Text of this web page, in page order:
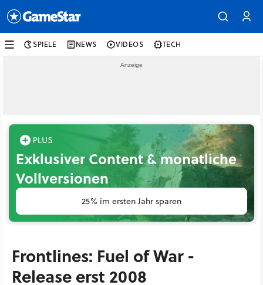
SPIELE NEWS VIDEOS TECH
Exklusiver Content & monatliche
Vollversionen
25% im ersten Jahr sparen
Frontlines: Fuel of War -
Release erst 2008